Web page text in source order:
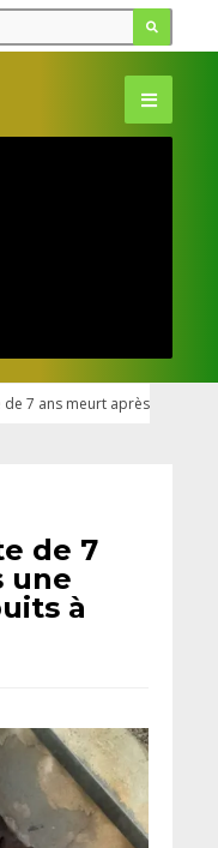
de 7 ans meurt après
de 7
une
à